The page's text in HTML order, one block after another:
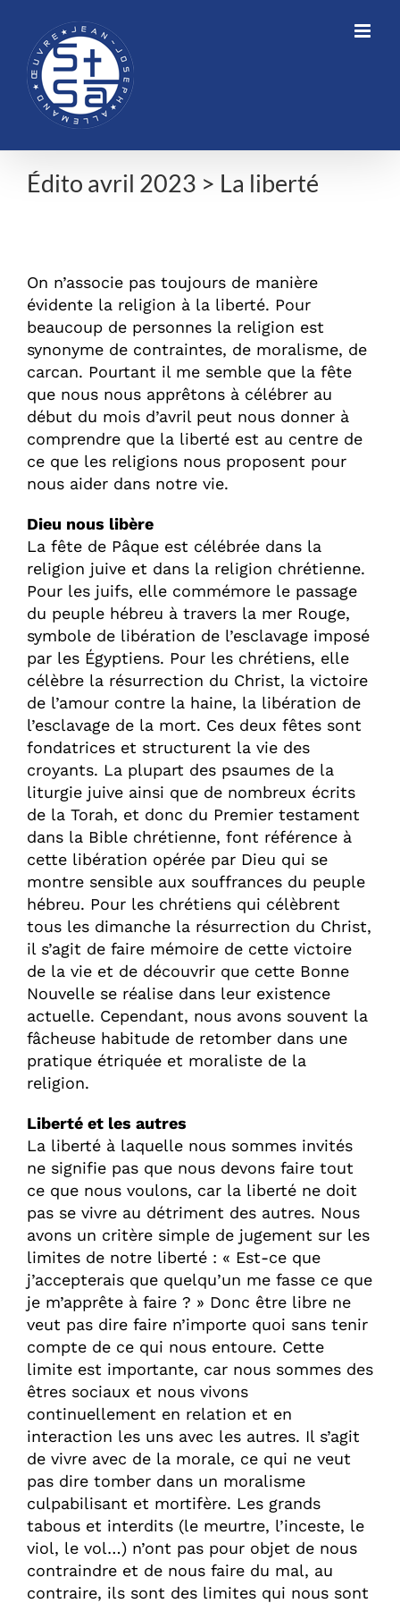
content
Édito avril 2023 > La liberté
On n’associe pas toujours de manière
évidente la religion à la liberté. Pour
beaucoup de personnes la religion est
synonyme de contraintes, de moralisme, de
carcan. Pourtant il me semble que la fête
que nous nous apprêtons à célébrer au
début du mois d’avril peut nous donner à
comprendre que la liberté est au centre de
ce que les religions nous proposent pour
nous aider dans notre vie.
Dieu nous libère
La fête de Pâque est célébrée dans la
religion juive et dans la religion chrétienne.
Pour les juifs, elle commémore le passage
du peuple hébreu à travers la mer Rouge,
symbole de libération de l’esclavage imposé
par les Égyptiens. Pour les chrétiens, elle
célèbre la résurrection du Christ, la victoire
de l’amour contre la haine, la libération de
l’esclavage de la mort. Ces deux fêtes sont
fondatrices et structurent la vie des
croyants. La plupart des psaumes de la
liturgie juive ainsi que de nombreux écrits
de la Torah, et donc du Premier testament
dans la Bible chrétienne, font référence à
cette libération opérée par Dieu qui se
montre sensible aux souffrances du peuple
hébreu. Pour les chrétiens qui célèbrent
tous les dimanche la résurrection du Christ,
il s’agit de faire mémoire de cette victoire
de la vie et de découvrir que cette Bonne
Nouvelle se réalise dans leur existence
actuelle. Cependant, nous avons souvent la
fâcheuse habitude de retomber dans une
pratique étriquée et moraliste de la
religion.
Liberté et les autres
La liberté à laquelle nous sommes invités
ne signifie pas que nous devons faire tout
ce que nous voulons, car la liberté ne doit
pas se vivre au détriment des autres. Nous
avons un critère simple de jugement sur les
limites de notre liberté : « Est-ce que
j’accepterais que quelqu’un me fasse ce que
je m’apprête à faire ? » Donc être libre ne
veut pas dire faire n’importe quoi sans tenir
compte de ce qui nous entoure. Cette
limite est importante, car nous sommes des
êtres sociaux et nous vivons
continuellement en relation et en
interaction les uns avec les autres. Il s’agit
de vivre avec de la morale, ce qui ne veut
pas dire tomber dans un moralisme
culpabilisant et mortifère. Les grands
tabous et interdits (le meurtre, l’inceste, le
viol, le vol…) n’ont pas pour objet de nous
contraindre et de nous faire du mal, au
contraire, ils sont des limites qui nous sont